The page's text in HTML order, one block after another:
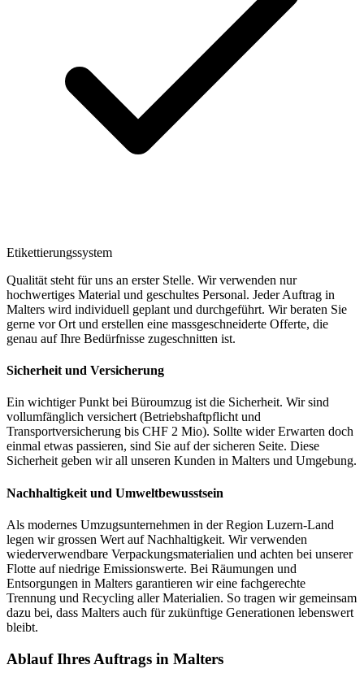
Etikettierungssystem
Qualität steht für uns an erster Stelle. Wir verwenden nur
hochwertiges Material und geschultes Personal. Jeder Auftrag in
Malters wird individuell geplant und durchgeführt. Wir beraten Sie
gerne vor Ort und erstellen eine massgeschneiderte Offerte, die
genau auf Ihre Bedürfnisse zugeschnitten ist.
Sicherheit und Versicherung
Ein wichtiger Punkt bei Büroumzug ist die Sicherheit. Wir sind
vollumfänglich versichert (Betriebshaftpflicht und
Transportversicherung bis CHF 2 Mio). Sollte wider Erwarten doch
einmal etwas passieren, sind Sie auf der sicheren Seite. Diese
Sicherheit geben wir all unseren Kunden in Malters und Umgebung.
Nachhaltigkeit und Umweltbewusstsein
Als modernes Umzugsunternehmen in der Region Luzern-Land
legen wir grossen Wert auf Nachhaltigkeit. Wir verwenden
wiederverwendbare Verpackungsmaterialien und achten bei unserer
Flotte auf niedrige Emissionswerte. Bei Räumungen und
Entsorgungen in Malters garantieren wir eine fachgerechte
Trennung und Recycling aller Materialien. So tragen wir gemeinsam
dazu bei, dass Malters auch für zukünftige Generationen lebenswert
bleibt.
Ablauf Ihres Auftrags in Malters